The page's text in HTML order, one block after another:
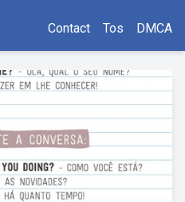
Contact Tos DMCA